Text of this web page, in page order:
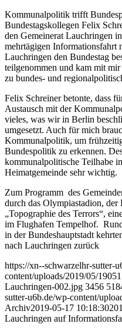
Kommunalpolitik trifft
Bundestagskollegen Felix
den Gemeinerat Lauchringen
mehrtägigen Informationsfahrt
Lauchringen den Bundestag
teilgenommen und kam mit
zu bundes- und
Felix Schreiner betonte, dass
Austausch mit der
vieles, was wir in Berlin
umgesetzt. Auch für mich
Kommunalpolitik, um
Bundespolitik zu erkennen.
kommunalpolitische Teilhabe
Heimatgemeinde sehr wichtig.
Zum Programm des
durch das Olympiastadion, der
„Topographie des Terrors“,
im Flughafen Tempelhof.
in der Bundeshauptstadt
nach Lauchringen zurück
https://xn--schwarzelhr-sutter-
content/uploads/2019/05/
Lauchringen-002.jpg 3456
sutter-u6b.de/wp-content/
Archiv2019-05-17 10:18:30
Lauchringen auf